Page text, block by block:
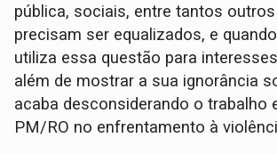
pública, sociais, entre tantos
precisam ser equalizados, e
utiliza essa questão para
além de mostrar a sua ignorância
acaba desconsiderando o trabalho
PM/RO no enfrentamento à